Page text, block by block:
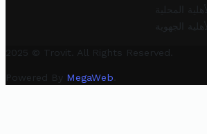
المحلية
الجهوية
2025 © Trovit. All Rights Reserved.
Powered By MegaWeb